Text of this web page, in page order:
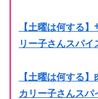
【土曜は何する
リー子さんスパイ
【土曜は何する
カリー子さんスパ